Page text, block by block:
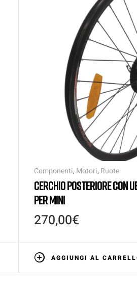
Componenti, Motori, Ruote
CERCHIO POSTERIORE CON
PER MINI
270,00€
AGGIUNGI AL